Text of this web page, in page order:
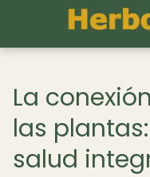
La
las
salud